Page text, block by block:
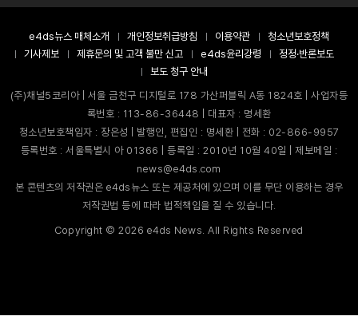
e4ds뉴스 매체소개 개인정보취급방침 이용약관
청소년보호정책
기사제보
제휴문의 및 고객 불만 신고 e4ds윤리강령
정정·반론보도
보도 청구 안내
(주)채널5코리아 | 서울 금천구 디지털로 178 가산퍼블릭 A동 1824호 | 사업자등
록번호 : 113-86-36448 | 대표자 : 명세환
청소년보호책임자 : 장은성 | 발행인, 편집인 : 명세환 | 전화 : 02-866-9957
등록번호 : 서울특별시 아 01366 | 등록일 : 2010년 10월 40일 | 제보메일 :
news@e4ds.com
본 콘텐츠의 저작권은 e4ds뉴스 또는 제공처에 있으며 이를 무단 이용하는 경우
저작권법 등에 따라 법적책임을 질 수 있습니다.
Copyright ©2026 e4ds News. All Rights Reserved